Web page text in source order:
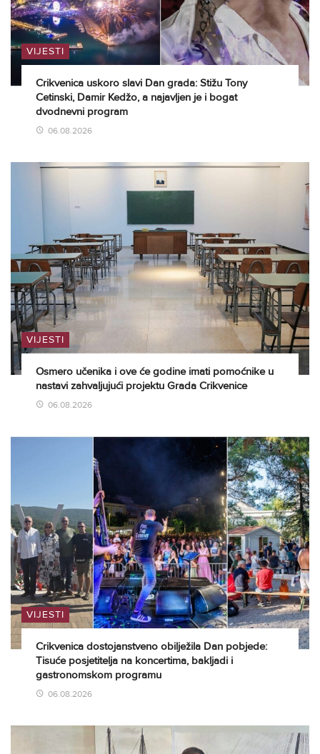
VIJESTI
Crikvenica uskoro slavi Dan grada: Stižu Tony
Cetinski, Damir Kedžo, a najavljen je i bogat
dvodnevni program
06.08.2026
VIJESTI
Osmero učenika i ove će godine imati pomoćnike u
nastavi zahvaljujući projektu Grada Crikvenice
06.08.2026
VIJESTI
Crikvenica dostojanstveno obilježila Dan pobjede:
Tisuće posjetitelja na koncertima, bakljadi i
gastronomskom programu
06.08.2026